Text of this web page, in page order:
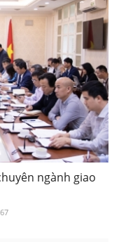
ngành giao